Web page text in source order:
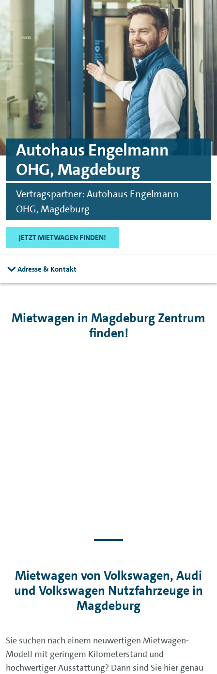
Skip to main content
Skip to footer
Autohaus Engelmann
OHG, Magdeburg
Vertragspartner: Autohaus Engelmann
OHG, Magdeburg
JETZT MIETWAGEN FINDEN!
Adresse & Kontakt
Mietwagen in Magdeburg Zentrum
finden!
Mietwagen von Volkswagen, Audi
und Volkswagen Nutzfahrzeuge in
Magdeburg
Sie suchen nach einem neuwertigen Mietwagen-
Modell mit geringem Kilometerstand und
hochwertiger Ausstattung? Dann sind Sie hier genau